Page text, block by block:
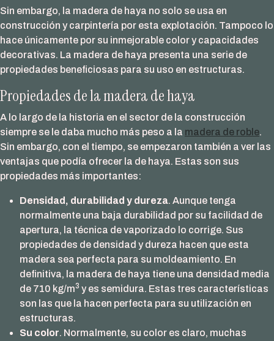
Sin embargo, la madera de haya no solo se usa en
construcción y carpintería por esta explotación. Tampoco lo
hace únicamente por su inmejorable color y capacidades
decorativas. La madera de haya presenta una serie de
propiedades beneficiosas para su uso en estructuras.
Propiedades de la madera de haya
A lo largo de la historia en el sector de la construcción
siempre se le daba mucho más peso a la madera de roble.
Sin embargo, con el tiempo, se empezaron también a ver las
ventajas que podía ofrecer la de haya. Estas son sus
propiedades más importantes:
Densidad, durabilidad y dureza. Aunque tenga
normalmente una baja durabilidad por su facilidad de
apertura, la técnica de vaporizado lo corrige. Sus
propiedades de densidad y dureza hacen que esta
madera sea perfecta para su moldeamiento. En
definitiva, la madera de haya tiene una densidad media
de 710 kg/m3 y es semidura. Estas tres características
son las que la hacen perfecta para su utilización en
estructuras.
Su color. Normalmente, su color es claro, muchas